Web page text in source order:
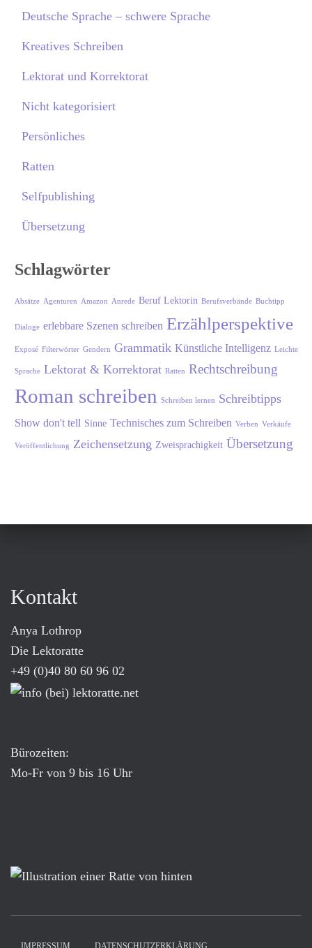
Deutsche Sprache – schwere Sprache
Kreatives Schreiben
Lektorat und Korrektorat
Nicht kategorisiert
Persönliches
Ratten
Selfpublishing
Übersetzung
Schlagwörter
Absätze Agenturen Amazon Anrede Beruf Lektorin Berufsverbände Buchtipp
Dialoge erlebbare Szenen schreiben Erzählperspektive
Exposé Filterwörter Gendern Grammatik Künstliche Intelligenz Leichte
Sprache Lektorat & Korrektorat Ratten Rechtschreibung
Roman schreiben Schreiben lernen Schreibtipps
Show don't tell Sinne Technisches zum Schreiben Verben Verkäufe
Veröffentlichung Zeichensetzung Zweisprachigkeit Übersetzung
Kontakt
Anya Lothrop
Die Lektoratte
+49 (0)40 80 60 96 02
Bürozeiten:
Mo-Fr von 9 bis 16 Uhr
IMPRESSUM DATENSCHUTZERKLÄRUNG